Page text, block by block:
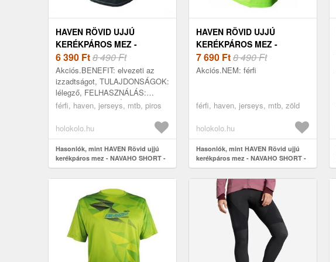
HAVEN RÖVID UJJÚ
KERÉKPÁROS MEZ -
NAVAHO SHORT -
PIROS/FEKETE
6 390 Ft8 490 Ft
Akciós.BENEFIT: elvezeti az
izzadtságot, TULAJDONSÁGOK:
lélegző, FELHASZNÁLÁS:
univerzális, MTB, ÉVSZAK:
alakú kivágás, DIZÁJN:...
férfi, haven, jerseys, mtb, piros
holokolo.hu
Hasonlók, mint HAVEN Rövid ujjú
kerékpáros mez - NAVAHO SHORT -
piros/fekete
HAVEN RÖVID UJJÚ
KERÉKPÁROS MEZ -
NAVAHO SHORT -
ZÖLD/KÉK
7 690 Ft8 490 Ft
Akciós.NEM: férfi
férfi, haven, jerseys, mtb, zöld
holokolo.hu
Hasonlók, mint HAVEN Rövid ujjú
kerékpáros mez - NAVAHO SHORT -
zöld/kék